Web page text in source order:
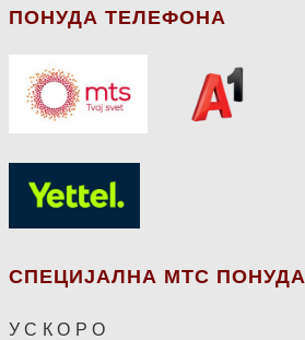
ПОНУДА ТЕЛЕФОНА
СПЕЦИЈАЛНА МТС ПОНУДА
У С К О Р О